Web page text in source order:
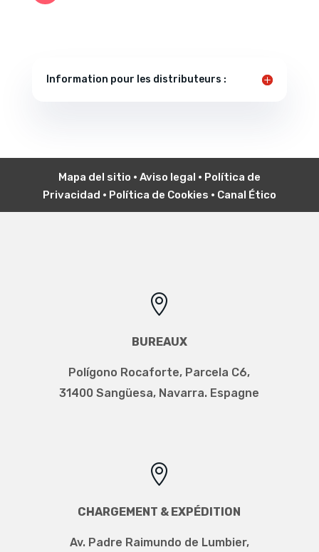
Information pour les distributeurs :
Mapa del sitio • Aviso legal • Política de
Privacidad • Política de Cookies • Canal Ético

BUREAUX
Polígono Rocaforte, Parcela C6,
31400 Sangüesa, Navarra. Espagne

CHARGEMENT & EXPÉDITION
Av. Padre Raimundo de Lumbier,